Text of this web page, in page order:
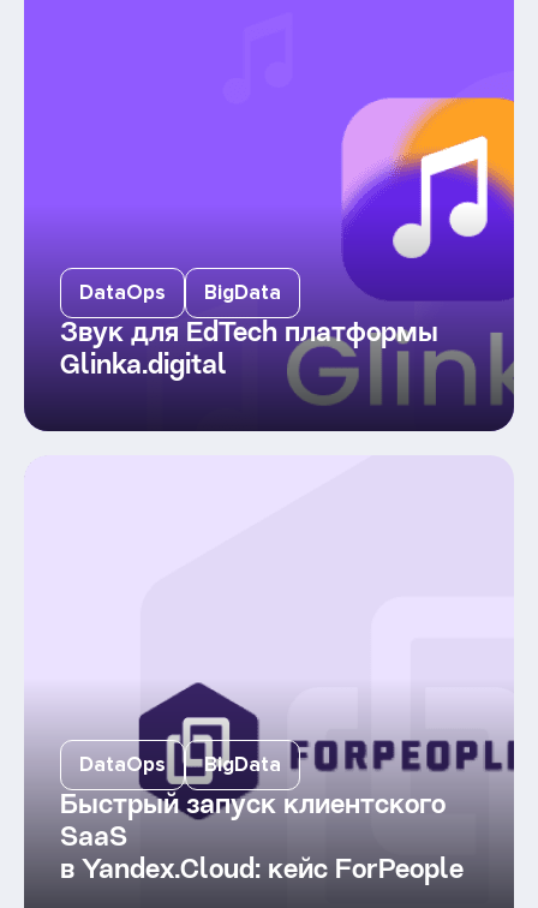
DataOps BigData
Звук для EdTech платформы
Glinka.digital
DataOps BigData
Быстрый запуск клиентского
SaaS
в Yandex.Cloud: кейс ForPeople